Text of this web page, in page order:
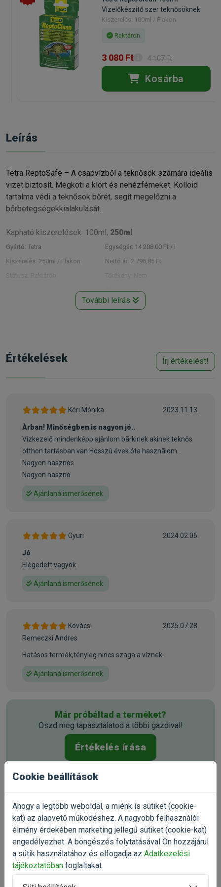
Vízelőkészítő szer teknősöknek
Kiszerelés: 100ml / Flakon
Raktáron
3 080 Ft 4 107 Ft
Kosárba
Leírás
Tetra ReptoSafe – A csapvízből a teknősök számára ideális
vizet biztosít. Megköti a klórt és nehézfémeket. Kolloid
tartalma védi a teknősök bőrét, segít megelőzni a
bőrbetegségekkialakulását.
Kapható kiszerelések: 100ml, 250ml
Gyártó: Tetra
Kiszerelés: 250ml / Flakon
Egységár: 14 208.00 Ft / l
Nettó ár: 2 796,85 Ft
Állatorvosi:Nem
További leírás
Értékelések Írj értékelést!
Már próbáltad a terméket?
Oszd meg tapasztalatod a többi gazdival!
Értékelés írása
Kéri Mónika 2023.11.13.
Àrban! Minőségben is nagyon jó..
Vizkezelő mindenképp ajânlom bãrkinek akinek teknős
otthon tartäsban van Hosszú évek óta hasznãlom...
Nagyon hasznos.
Nagyon haszno
Ajánlaná ismerősének
Gyuri 2024.02.06.
Jó
Elégedett vagyok
Ajánlaná ismerősének
Kovács-
Remeczki Andres
2025.07.28.
Hatásos termék,tényleg nincs szaga a víznek.
Ajánlaná ismerősének
Cookie beállítások
Ahogy a legtöbb weboldal, a miénk is sütiket (cookie-
kat) az alapvető működéshez. A nagyobb felhasználói
élmény érdekében marketing jellegű sütiket (cookie-kat)
engedélyezhet. A böngészés folytatásával Ön hozzájárul
a sütik használatához és elfogadja az Adatkezelési
tájékoztatóban foglaltakat.